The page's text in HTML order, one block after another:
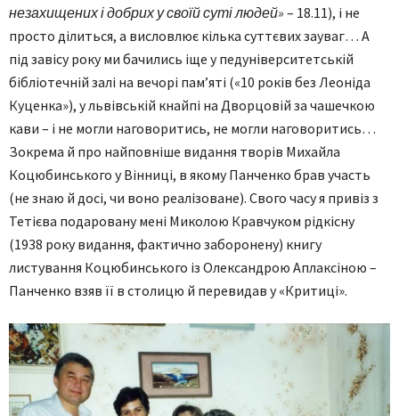
незахищених і добрих у своїй суті людей» – 18.11), і не
просто ділиться, а висловлює кілька суттєвих зауваг… А
під завісу року ми бачились іще у педуніверситетській
бібліотечній залі на вечорі пам’яті («10 років без Леоніда
Куценка»), у львівській кнайпі на Дворцовій за чашечкою
кави – і не могли наговоритись, не могли наговоритись…
Зокрема й про найповніше видання творів Михайла
Коцюбинського у Вінниці, в якому Панченко брав участь
(не знаю й досі, чи воно реалізоване). Свого часу я привіз з
Тетієва подаровану мені Миколою Кравчуком рідкісну
(1938 року видання, фактично заборонену) книгу
листування Коцюбинського із Олександрою Аплаксіною –
Панченко взяв її в столицю й перевидав у «Критиці».